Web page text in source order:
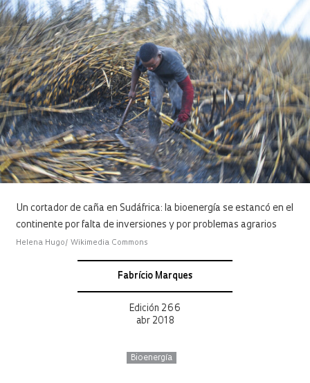
Un cortador de caña en Sudáfrica: la bioenergía se estancó en el
continente por falta de inversiones y por problemas agrarios
Helena Hugo/ Wikimedia Commons
Fabrício Marques
Edición 266
abr 2018
Bioenergía